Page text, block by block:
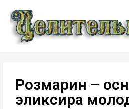
Розмарин –
эликсира